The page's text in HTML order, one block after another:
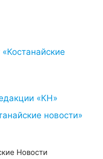
«КН»
новости»
Новости